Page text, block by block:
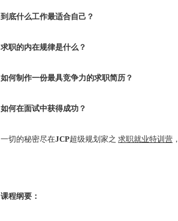
到底什么工作最适合自己？
求职的内在规律是什么？
如何制作一份最具竞争力的求职简历？
如何在面试中获得成功？
一切的秘密尽在JCP超级规划家之 求职就业特训营
课程纲要：